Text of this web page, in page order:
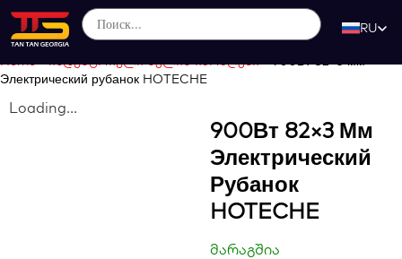
RU
Электрический рубанок HOTECHE
Loading...
900Вт 82×3 Мм
Электрический
Рубанок
HOTECHE
მარაგშია